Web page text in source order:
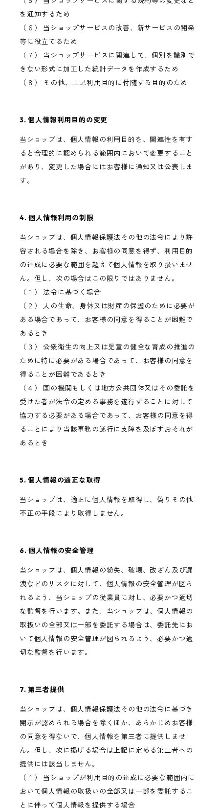
を通知するため
（６） 当ショップサービスの改善、新サービスの開発
等に役立てるため
（７） 当ショップサービスに関連して、個別を識別で
きない形式に加工した統計データを作成するため
（８） その他、上記利用目的に付随する目的のため
3. 個人情報利用目的の変更
当ショップは、個人情報の利用目的を、関連性を有す
ると合理的に認められる範囲内において変更すること
があり、変更した場合にはお客様に通知又は公表しま
す。
4. 個人情報利用の制限
当ショップは、個人情報保護法その他の法令により許
容される場合を除き、お客様の同意を得ず、利用目的
の達成に必要な範囲を超えて個人情報を取り扱いませ
ん。但し、次の場合はこの限りではありません。
（１） 法令に基づく場合
（２） 人の生命、身体又は財産の保護のために必要が
ある場合であって、お客様の同意を得ることが困難で
あるとき
（３） 公衆衛生の向上又は児童の健全な育成の推進の
ために特に必要がある場合であって、お客様の同意を
得ることが困難であるとき
（４） 国の機関もしくは地方公共団体又はその委託を
受けた者が法令の定める事務を遂行することに対して
協力する必要がある場合であって、お客様の同意を得
ることにより当該事務の遂行に支障を及ぼすおそれが
あるとき
5. 個人情報の適正な取得
当ショップは、適正に個人情報を取得し、偽りその他
不正の手段により取得しません。
6. 個人情報の安全管理
当ショップは、個人情報の紛失、破壊、改ざん及び漏
洩などのリスクに対して、個人情報の安全管理が図ら
れるよう、当ショップの従業員に対し、必要かつ適切
な監督を行います。また、当ショップは、個人情報の
取扱いの全部又は一部を委託する場合は、委託先にお
いて個人情報の安全管理が図られるよう、必要かつ適
切な監督を行います。
7. 第三者提供
当ショップは、個人情報保護法その他の法令に基づき
開示が認められる場合を除くほか、あらかじめお客様
の同意を得ないで、個人情報を第三者に提供しませ
ん。但し、次に掲げる場合は上記に定める第三者への
提供には該当しません。
（１） 当ショップが利用目的の達成に必要な範囲内に
おいて個人情報の取扱いの全部又は一部を委託するこ
とに伴って個人情報を提供する場合